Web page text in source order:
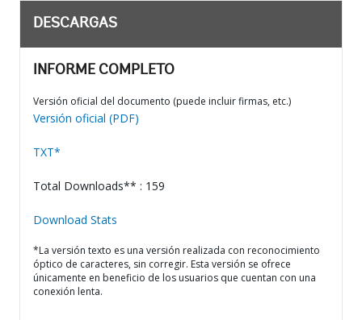
DESCARGAS
INFORME COMPLETO
Versión oficial del documento (puede incluir firmas, etc.)
Versión oficial (PDF)
TXT*
Total Downloads** : 159
Download Stats
*La versión texto es una versión realizada con reconocimiento
óptico de caracteres, sin corregir. Esta versión se ofrece
únicamente en beneficio de los usuarios que cuentan con una
conexión lenta.